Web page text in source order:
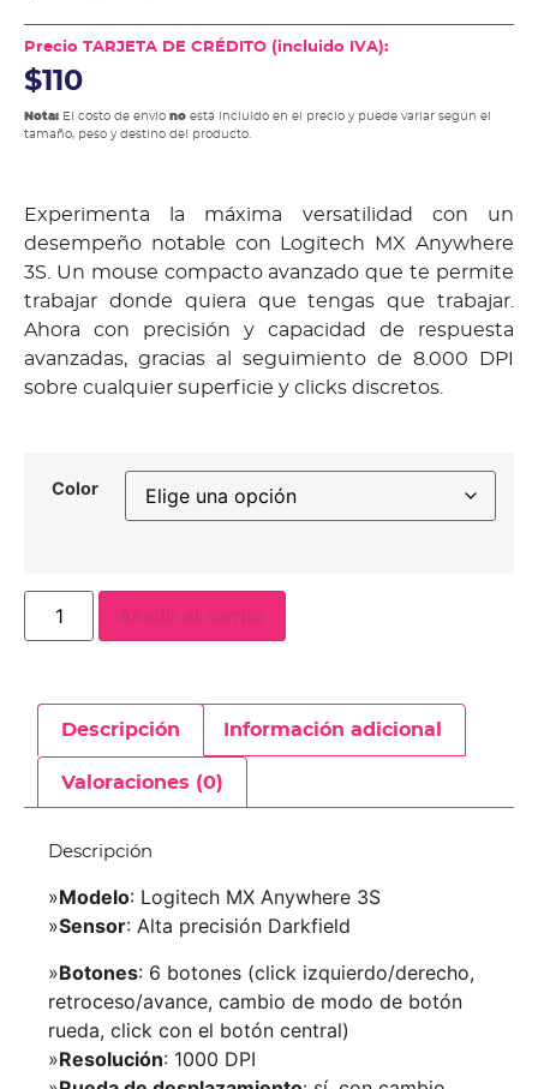
Precio TARJETA DE CRÉDITO (incluido IVA):
$110
Nota: El costo de envío no está incluido en el precio y puede variar según el
tamaño, peso y destino del producto.
Experimenta la máxima versatilidad con un
desempeño notable con Logitech MX Anywhere
3S. Un mouse compacto avanzado que te permite
trabajar donde quiera que tengas que trabajar.
Ahora con precisión y capacidad de respuesta
avanzadas, gracias al seguimiento de 8.000 DPI
sobre cualquier superficie y clicks discretos.
Color
Añadir al carrito
Descripción Información adicional
Valoraciones (0)
Descripción
»Modelo: Logitech MX Anywhere 3S
»Sensor: Alta precisión Darkfield
»Botones: 6 botones (click izquierdo/derecho,
retroceso/avance, cambio de modo de botón
rueda, click con el botón central)
»Resolución: 1000 DPI